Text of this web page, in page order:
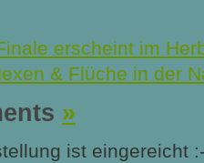
erscheint im
& Flüche in der
»
ist eingereicht